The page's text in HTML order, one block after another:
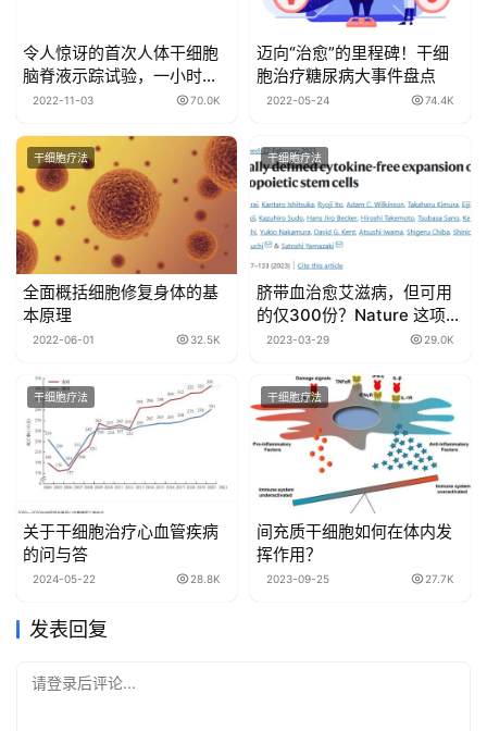
令人惊讶的首次人体干细胞
脑脊液示踪试验，一小时干
细胞汇聚损伤处！！！
2022-11-03 70.0K
迈向“治愈”的里程碑！干细
胞治疗糖尿病大事件盘点
2022-05-24 74.4K
干细胞疗法
全面概括细胞修复身体的基
本原理
2022-06-01 32.5K
干细胞疗法
脐带血治愈艾滋病，但可用
的仅300份？Nature 这项重
磅研究或将改变局面
2023-03-29 29.0K
干细胞疗法
关于干细胞治疗心血管疾病
的问与答
2024-05-22 28.8K
干细胞疗法
间充质干细胞如何在体内发
挥作用？
2023-09-25 27.7K
发表回复
请登录后评论...